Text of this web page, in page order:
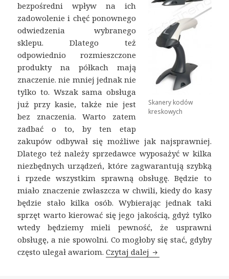
Skanery kodów
kreskowych
bezpośredni wpływ na ich
zadowolenie i chęć ponownego
odwiedzenia wybranego
sklepu. Dlatego też
odpowiednio rozmieszczone
produkty na półkach mają
znaczenie. nie mniej jednak nie
tylko to. Wszak sama obsługa
już przy kasie, także nie jest
bez znaczenia. Warto zatem
zadbać o to, by ten etap
zakupów odbywał się możliwe jak najsprawniej.
Dlatego też należy sprzedawce wyposażyć w kilka
niezbędnych urządzeń, które zagwarantują szybką
i rpzede wszystkim sprawną obsługę. Będzie to
miało znaczenie zwłaszcza w chwili, kiedy do kasy
będzie stało kilka osób. Wybierając jednak taki
sprzęt warto kierować się jego jakością, gdyż tylko
wtedy będziemy mieli pewność, że usprawni
obsługę, a nie spowolni. Co mogłoby się stać, gdyby
często ulegał awariom.Czytaj dalej Skanery kodów